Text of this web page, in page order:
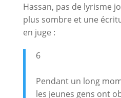
Hassan, pas de lyrisme
plus sombre et une
en juge :
6
Pendant un long
les jeunes gens ont